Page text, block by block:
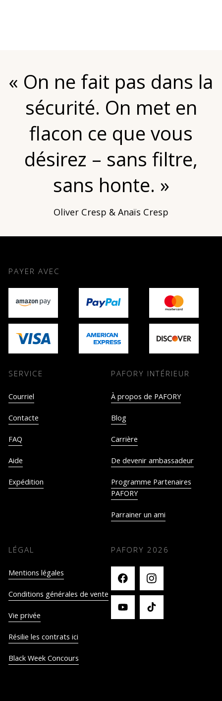
« On ne fait pas dans la
sécurité. On met en
flacon ce que vous
désirez – sans filtre,
sans honte. »
Oliver Cresp & Anaïs Cresp
PAYER AVEC
SERVICE
Courriel
Contacte
FAQ
Aide
Expédition
PAFORY INTÉRIEUR
À propos de PAFORY
Blog
Carrière
De devenir ambassadeur
Programme Partenaires
PAFORY
Parrainer un ami
LÉGAL
Mentions légales
Conditions générales de vente
Vie privée
Résilie les contrats ici
Black Week Concours
PAFORY 2026